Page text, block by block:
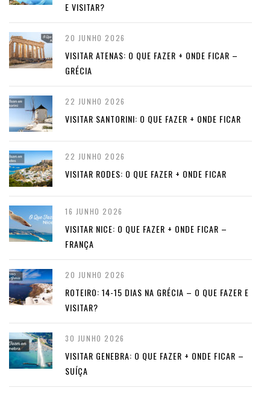
E VISITAR?
20 JUNHO 2026
VISITAR ATENAS: O QUE FAZER + ONDE FICAR –
GRÉCIA
22 JUNHO 2026
VISITAR SANTORINI: O QUE FAZER + ONDE FICAR
22 JUNHO 2026
VISITAR RODES: O QUE FAZER + ONDE FICAR
16 JUNHO 2026
VISITAR NICE: O QUE FAZER + ONDE FICAR –
FRANÇA
20 JUNHO 2026
ROTEIRO: 14-15 DIAS NA GRÉCIA – O QUE FAZER E
VISITAR?
30 JUNHO 2026
VISITAR GENEBRA: O QUE FAZER + ONDE FICAR –
SUÍÇA